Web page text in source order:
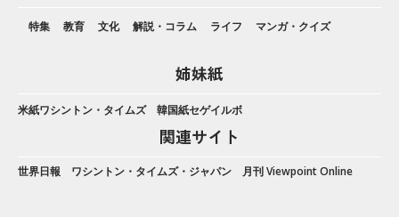
特集 教育 文化 解説・コラム ライフ マンガ・クイズ
姉妹紙
米紙ワシントン・タイムズ 韓国紙セゲイルボ
関連サイト
世界日報 ワシントン・タイムズ・ジャパン 月刊 Viewpoint Online